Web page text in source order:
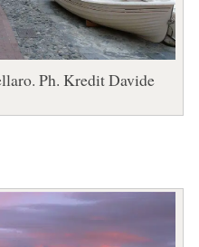
Ph. Kredit Davide